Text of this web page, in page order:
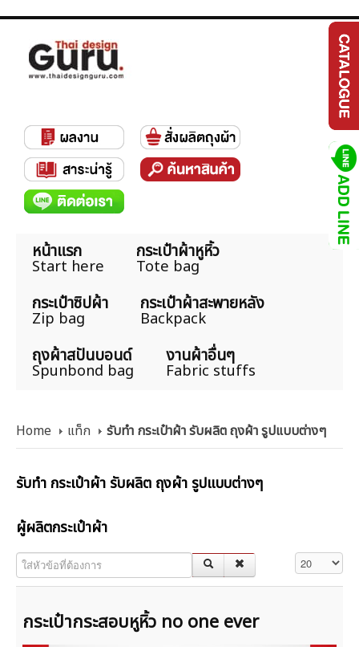
หน้าแรก
Start here
กระเป๋าผ้าหูหิ้ว
Tote bag
กระเป๋าซิปผ้า
Zip bag
กระเป๋าผ้าสะพายหลัง
Backpack
ถุงผ้าสปันบอนด์
Spunbond bag
งานผ้าอื่นๆ
Fabric stuffs
Home แท็ก รับทำ กระเป๋าผ้า รับผลิต ถุงผ้า รูปแบบต่างๆ
รับทำ กระเป๋าผ้า รับผลิต ถุงผ้า รูปแบบต่างๆ
ผู้ผลิตกระเป๋าผ้า
ใส่หัวข้อที่ต้องการ แสดง #
กระเป๋ากระสอบหูหิ้ว no one ever